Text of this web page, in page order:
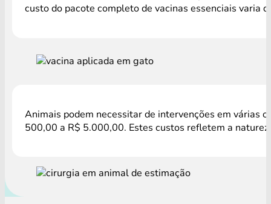
custo do pacote completo de vacinas essenciais varia
Animais podem necessitar de intervenções em várias
500,00 a R$ 5.000,00. Estes custos refletem a